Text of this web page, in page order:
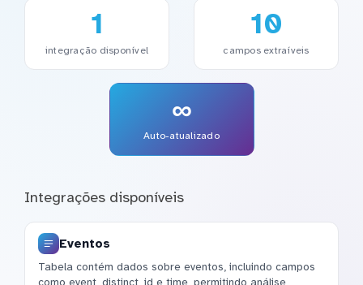
1
integração disponível
10
campos extraíveis
∞
Auto-atualizado
Integrações disponíveis
Eventos
Tabela contém dados sobre eventos, incluindo campos
como event, distinct_id e time, permitindo análise